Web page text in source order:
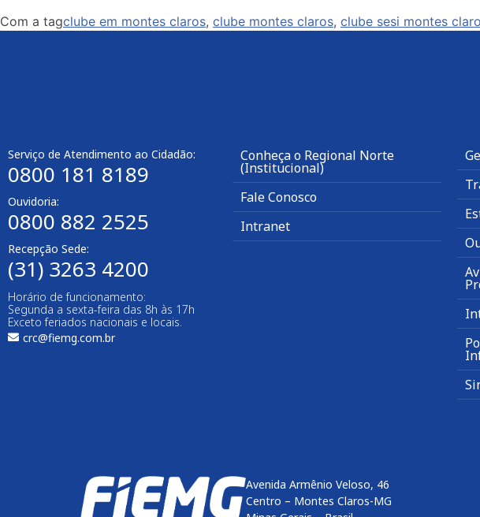
Com a tagclube em montes claros, clube montes claros, clube sesi montes
Serviço de Atendimento ao Cidadão:
0800 181 8189
Ouvidoria:
0800 882 2525
Recepção Sede:
(31) 3263 4200
Horário de funcionamento:
Segunda a sexta-feira das 8h às 17h
Exceto feriados nacionais e locais.
crc@fiemg.com.br
Conheça o Regional Norte
(Institucional)
Fale Conosco
Intranet
Avenida Armênio Veloso, 46
Centro – Montes Claros-MG